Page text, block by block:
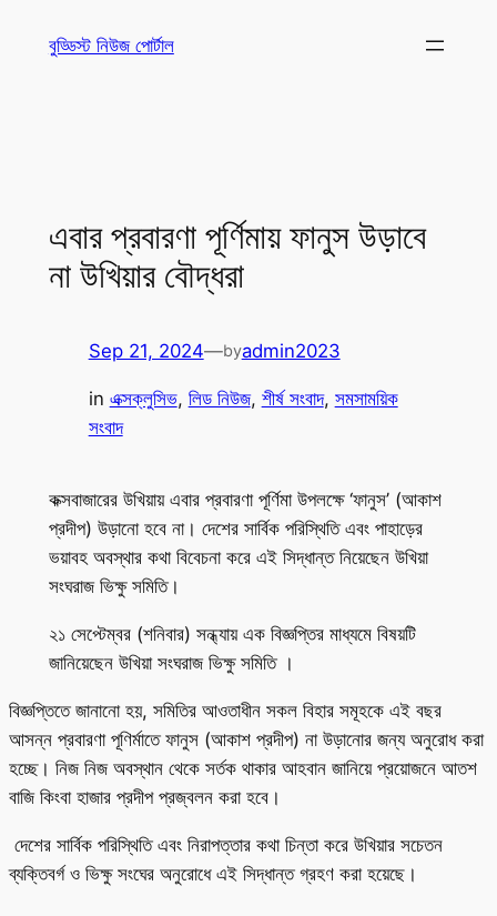
বুড্ডিস্ট নিউজ পোর্টাল
এবার প্রবারণা পূর্ণিমায় ফানুস উড়াবে
না উখিয়ার বৌদ্ধরা
Sep 21, 2024—byadmin2023
in এক্সক্লুসিভ, লিড নিউজ, শীর্ষ সংবাদ, সমসাময়িক
সংবাদ
কক্সবাজারের উখিয়ায় এবার প্রবারণা পূর্ণিমা উপলক্ষে ‘ফানুস’ (আকাশ
প্রদীপ) উড়ানো হবে না। দেশের সার্বিক পরিস্থিতি এবং পাহাড়ের
ভয়াবহ অবস্থার কথা বিবেচনা করে এই সিদ্ধান্ত নিয়েছেন উখিয়া
সংঘরাজ ভিক্ষু সমিতি।
২১ সেপ্টেম্বর (শনিবার) সন্ধ্যায় এক বিজ্ঞপ্তির মাধ্যমে বিষয়টি
জানিয়েছেন উখিয়া সংঘরাজ ভিক্ষু সমিতি ।
বিজ্ঞপ্তিতে জানানো হয়, সমিতির আওতাধীন সকল বিহার সমূহকে এই বছর
আসন্ন প্রবারণা পূণির্মাতে ফানুস (আকাশ প্রদীপ) না উড়ানোর জন্য অনুরোধ করা
হচ্ছে। নিজ নিজ অবস্থান থেকে সর্তক থাকার আহবান জানিয়ে প্রয়োজনে আতশ
বাজি কিংবা হাজার প্রদীপ প্রজ্বলন করা হবে।
দেশের সার্বিক পরিস্থিতি এবং নিরাপত্তার কথা চিন্তা করে উখিয়ার সচেতন
ব্যক্তিবর্গ ও ভিক্ষু সংঘের অনুরোধে এই সিদ্ধান্ত গ্রহণ করা হয়েছে।